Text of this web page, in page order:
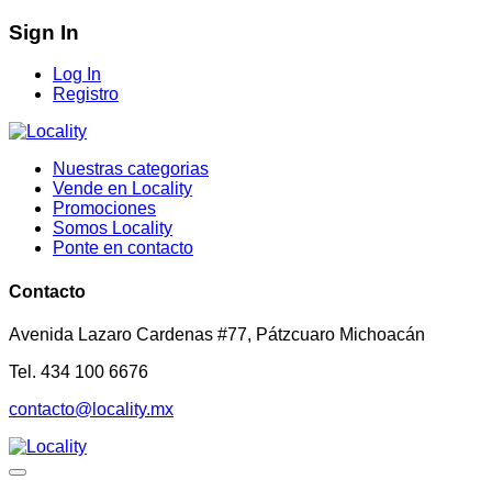
Sign In
Log In
Registro
Nuestras categorias
Vende en Locality
Promociones
Somos Locality
Ponte en contacto
Contacto
Avenida Lazaro Cardenas #77, Pátzcuaro Michoacán
Tel. 434 100 6676
contacto@locality.mx